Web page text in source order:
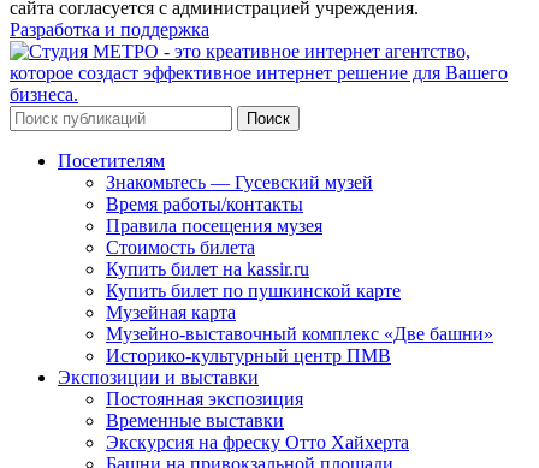
сайта согласуется с администрацией учреждения.
Разработка и поддержка
Поиск
Посетителям
Знакомьтесь — Гусевский музей
Время работы/контакты
Правила посещения музея
Стоимость билета
Купить билет на kassir.ru
Купить билет по пушкинской карте
Музейная карта
Музейно-выставочный комплекс «Две башни»
Историко-культурный центр ПМВ
Экспозиции и выставки
Постоянная экспозиция
Временные выставки
Экскурсия на фреску Отто Хайхерта
Башни на привокзальной площади